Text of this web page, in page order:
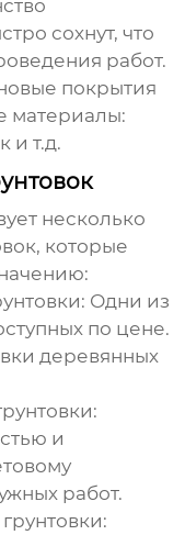
сохнут, что
работ.
покрытия
материалы:
и т.д.
несколько
, которые
Одни из
по цене.
деревянных
и
работ.